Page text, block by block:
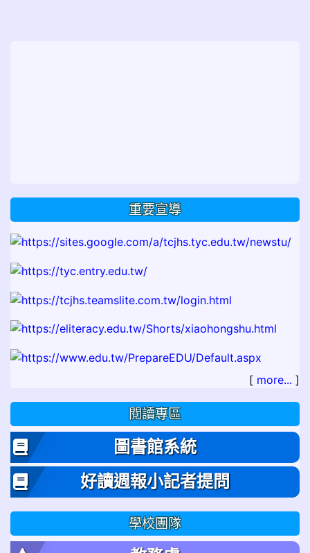
重要宣導
[ more... ]
閱讀專區
圖書館系統
好讀週報小記者提問
學校團隊